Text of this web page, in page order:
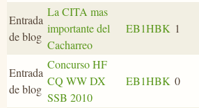
Entrada
de blog
La CITA mas
importante del
Cacharreo
EB1HBK 1
Entrada
de blog
Concurso HF
CQ WW DX
SSB 2010
EB1HBK 0